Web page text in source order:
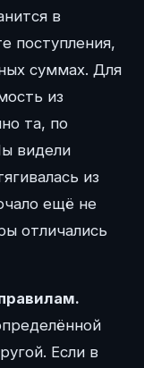
в
поступления,
суммах. Для
из
та, по
видели
из
ещё не
отличались
Если в